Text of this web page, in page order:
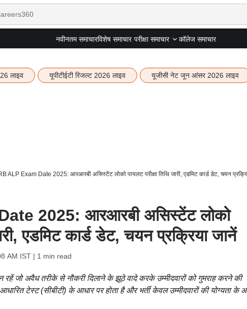
नवीनतम समाचारविशेष समाचार परीक्षा समाचार कॉलेज समाचार
लाइव यूपीटीईटी रिजल्ट 2026 लाइव यूजीसी नेट जून आंसर 2026 लाइव
ALP Exam Date 2025: आरआरबी असिस्टेंट लोको पायलट परीक्षा तिथि जारी, एडमिट कार्ड डेट, चयन
2025: आरआरबी असिस्टेंट लोको
एडमिट कार्ड डेट, चयन प्रक्रिया जानें
AM IST| 1 min read
जो अवैध तरीके से नौकरी दिलाने के झूठे वादे करके उम्मीदवारों को गुमराह करने की
टेस्ट (सीबीटी) के आधार पर होता है और भर्ती केवल उम्मीदवारों की योग्यता के